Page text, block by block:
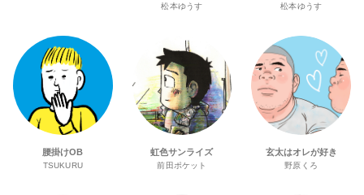
松本ゆうす 松本ゆうす
腰掛けOB
TSUKURU
虹色サンライズ
前田ポケット
玄太はオレが好き
野原くろ